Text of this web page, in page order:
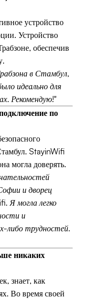
устройство
Устройство
обеспечив
в Стамбул,
идеально для
Рекомендую!"
по
StayinWifi
могла доверять.
и дворец
Я могла легко
и
либо трудностей.
никаких
знает, как
Во время своей